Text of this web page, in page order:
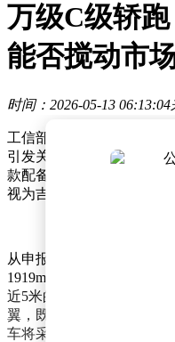
万级C级轿
能否搅动市
时间：2026-05-13 06:13:04
工信部最新一批新车公示
引发关注。这款内部代号
款配备电动尾翼的C级纯
视为吉利银河冲击高端市
从申报信息来看，新车尺
1919mm、高1479mm，轴
近5米的车长搭配大溜背
翼，既展现出运动姿态，
车将采用银河金标设计，